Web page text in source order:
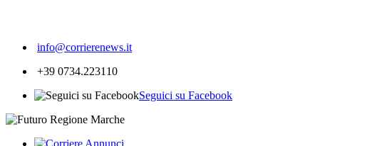
info@corrierenews.it
+39 0734.223110
Seguici su Facebook